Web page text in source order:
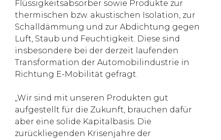
Flüssigkeitsabsorber sowie Produkte zur
thermischen bzw. akustischen Isolation, zur
Schalldämmung und zur Abdichtung gegen
Luft, Staub und Feuchtigkeit. Diese sind
insbesondere bei der derzeit laufenden
Transformation der Automobilindustrie in
Richtung E-Mobilität gefragt.
„Wir sind mit unseren Produkten gut
aufgestellt für die Zukunft, brauchen dafür
aber eine solide Kapitalbasis. Die
zurückliegenden Krisenjahre der